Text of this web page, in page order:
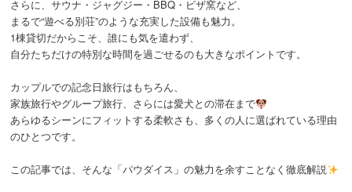
さらに、サウナ・ジャグジー・BBQ・ピザ窯など、
まるで“遊べる別荘”のような充実した設備も魅力。
1棟貸切だからこそ、誰にも気を遣わず、
自分たちだけの特別な時間を過ごせるのも大きなポイントです。
カップルでの記念日旅行はもちろん、
家族旅行やグループ旅行、さらには愛犬との滞在まで
あらゆるシーンにフィットする柔軟さも、多くの人に選ばれている理由
のひとつです。
この記事では、そんな「パウダイス」の魅力を余すことなく徹底解説